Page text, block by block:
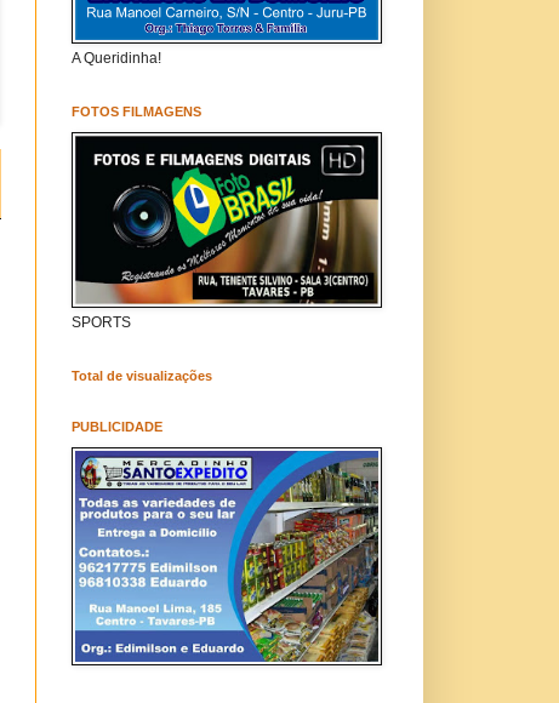
A Queridinha!
FOTOS FILMAGENS
SPORTS
Total de visualizações
PUBLICIDADE